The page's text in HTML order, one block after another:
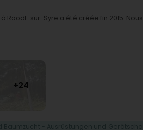
Roodt-sur-Syre a été créée fin 2015. Nous
+24